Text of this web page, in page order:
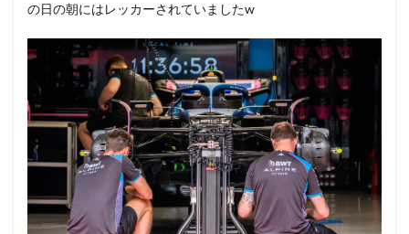
の日の朝にはレッカーされていましたw